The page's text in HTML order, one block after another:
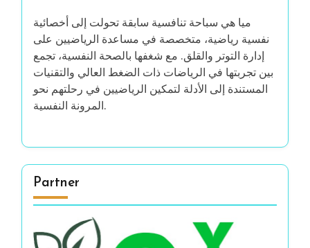
ميا هي سباحة تنافسية سابقة تحولت إلى أخصائية
نفسية رياضية، متخصصة في مساعدة الرياضيين على
إدارة التوتر والقلق. مع شغفها بالصحة النفسية، تجمع
بين تجربتها في الرياضات ذات الضغط العالي والتقنيات
المستندة إلى الأدلة لتمكين الرياضيين في رحلتهم نحو
المرونة النفسية.
Partner